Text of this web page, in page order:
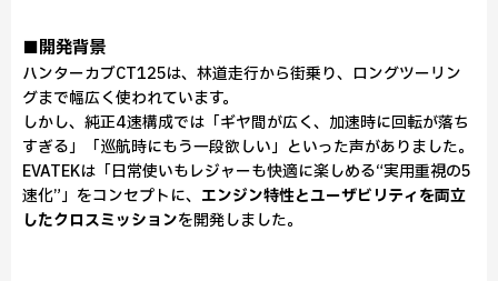
■開発背景
ハンターカブCT125は、林道走行から街乗り、ロングツーリン
グまで幅広く使われています。
しかし、純正4速構成では「ギヤ間が広く、加速時に回転が落ち
すぎる」「巡航時にもう一段欲しい」といった声がありました。
EVATEKは「日常使いもレジャーも快適に楽しめる“実用重視の5
速化”」をコンセプトに、 エンジン特性とユーザビリティを両立
したクロスミッションを開発しました。